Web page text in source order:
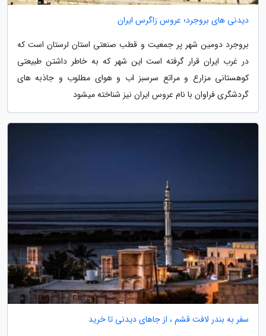
دیدنی های بروجرد؛ عروس زاگرس ایران
بروجرد دومین شهر پر جمعیت و قطب صنعتی استان لرستان است که
در غرب ایران قرار گرفته است این شهر که به خاطر داشتن طبیعتی
کوهستانی مزارع و مراتع سرسبز اب و هوای مطلوب و جاذبه های
گردشگری فراوان با نام عروس ایران نیز شناخته میشود
سفر به بندر لافت قشم ، از جاهای دیدنی تا خرید